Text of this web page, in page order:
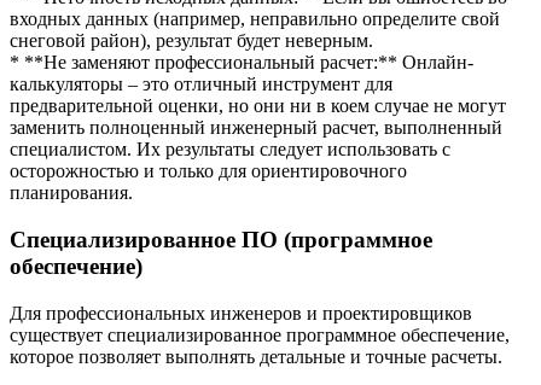
входных данных (например, неправильно определите свой
снеговой район), результат будет неверным.
* **Не заменяют профессиональный расчет:** Онлайн-
калькуляторы – это отличный инструмент для
предварительной оценки, но они ни в коем случае не могут
заменить полноценный инженерный расчет, выполненный
специалистом. Их результаты следует использовать с
осторожностью и только для ориентировочного
планирования.
Специализированное ПО (программное
обеспечение)
Для профессиональных инженеров и проектировщиков
существует специализированное программное обеспечение,
которое позволяет выполнять детальные и точные расчеты.